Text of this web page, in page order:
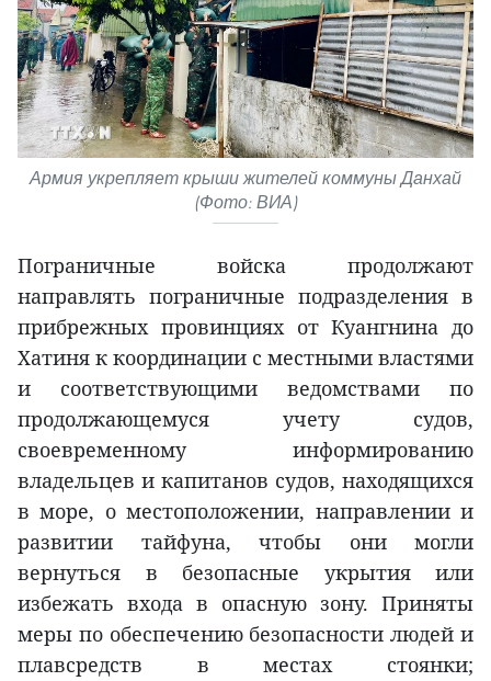
Армия укрепляет крыши жителей коммуны Данхай
(Фото: ВИА)
Пограничные войска продолжают
направлять пограничные подразделения в
прибрежных провинциях от Куангнина до
Хатиня к координации с местными властями
и соответствующими ведомствами по
продолжающемуся учету судов,
своевременному информированию
владельцев и капитанов судов, находящихся
в море, о местоположении, направлении и
развитии тайфуна, чтобы они могли
вернуться в безопасные укрытия или
избежать входа в опасную зону. Приняты
меры по обеспечению безопасности людей и
плавсредств в местах стоянки;